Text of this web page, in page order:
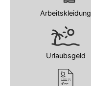
Arbeitskleidung
Urlaubsgeld